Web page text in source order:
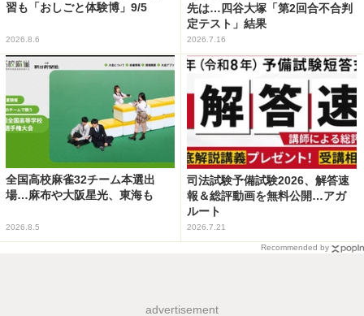
習も「おしごと体験博」9/5
2026.8.6
先は…四谷大塚「第2回合不合判
定テスト」結果
2026.7.16
全国高校麻雀32チーム本選出
場…麻布や大阪星光、東海も
2026.8.5
司法試験予備試験2026、解答速
報＆総評動画を無料公開…アガ
ルート
2026.7.21
Recommended by
advertisement